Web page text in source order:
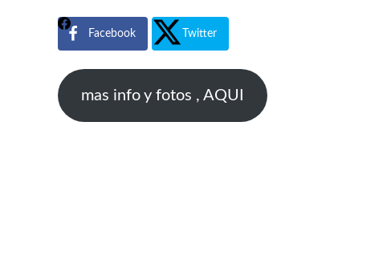
Facebook Twitter
mas info y fotos , AQUI